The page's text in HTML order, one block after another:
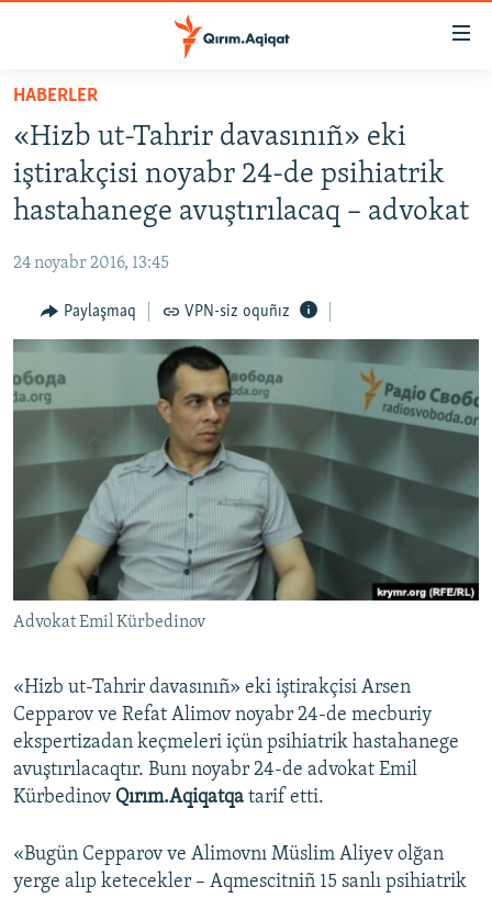
Esas
qaytmaq
Baş
navigatsiyağa
qaytmaq
Qıdıruvğa
qaytmaq
HABERLER
SİYASET
İQTİSADİYAT
MEDENİYET
İNSAN AQLARI
VİDEO
SÜRET
FİKİR
Русский
Українською
QOŞULIÑIZ!
RFE/RS bütün saytları
HABERLER
«Hizb ut-Tahrir davasınıñ» eki
iştirakçisi noyabr 24-de psihiatrik
hastahanege avuştırılacaq – advokat
24 noyabr 2016, 13:45
Paylaşmaq VPN-siz oquñız
Advokat Emil Kürbedinov
«Hizb ut-Tahrir davasınıñ» eki iştirakçisi Arsen
Cepparov ve Refat Alimov noyabr 24-de mecburiy
ekspertizadan keçmeleri içün psihiatrik hastahanege
avuştırılacaqtır. Bunı noyabr 24-de advokat Emil
Kürbedinov Qırım.Aqiqatqa tarif etti.
«Bugün Cepparov ve Alimovnı Müslim Aliyev olğan
yerge alıp ketecekler – Aqmescitniñ 15 sanlı psihiatrik